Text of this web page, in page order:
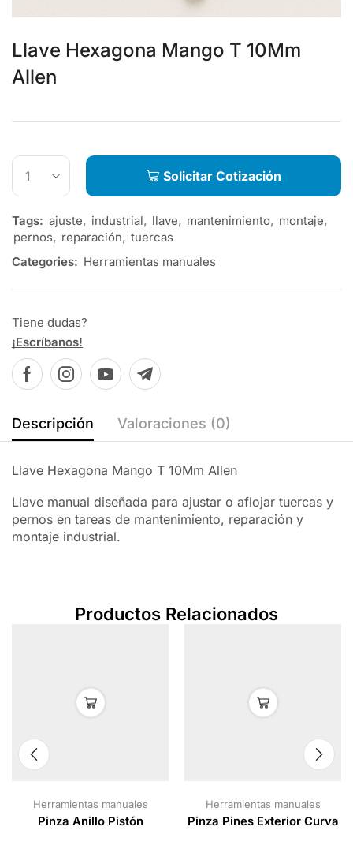
Llave Hexagona Mango T 10Mm
Allen
Solicitar Cotización
Tags: ajuste, industrial, llave, mantenimiento, montaje,
pernos, reparación, tuercas
Categories: Herramientas manuales
Tiene dudas?
¡Escríbanos!
Descripción Valoraciones (0)
Llave Hexagona Mango T 10Mm Allen
Llave manual diseñada para ajustar o aflojar tuercas y
pernos en tareas de mantenimiento, reparación y
montaje industrial.
Productos Relacionados
Herramientas manuales
Pinza Anillo Pistón
Herramientas manuales
Pinza Pines Exterior Curva